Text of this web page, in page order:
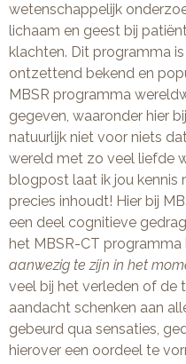
wetenschappelijk
lichaam en geest bij
klachten. Dit programma
ontzettend bekend en
MBSR programma
gegeven, waaronder hier
natuurlijk niet voor niets
wereld met zo veel liefde
blogpost laat ik jou kennis
precies inhoudt! Hier bij
een deel cognitieve
het MBSR-CT programma
aanwezig te zijn in het
veel bij het verleden of de
aandacht schenken aan
gebeurd qua sensaties,
hierover een oordeel te